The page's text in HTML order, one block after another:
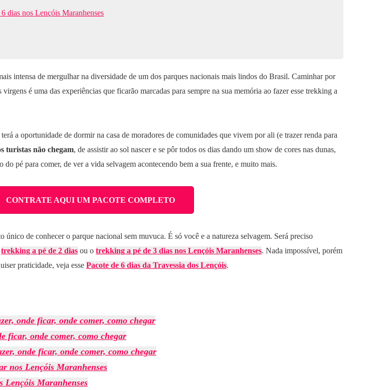
dias nos Lençóis Maranhenses
intensa de mergulhar na diversidade de um dos parques nacionais mais lindos do Brasil. Caminhar por
é uma das experiências que ficarão marcadas para sempre na sua memória ao fazer esse trekking a
a oportunidade de dormir na casa de moradores de comunidades que vivem por ali (e trazer renda para
turistas não chegam, de assistir ao sol nascer e se pôr todos os dias dando um show de cores nas dunas,
do pé para comer, de ver a vida selvagem acontecendo bem a sua frente, e muito mais.
CONTRATE AQUI UM PACOTE COMPLETO
único de conhecer o parque nacional sem muvuca. É só você e a natureza selvagem. Será preciso
trekking a pé de 2 dias ou o trekking a pé de 3 dias nos Lençóis Maranhenses. Nada impossível, porém
praticidade, veja esse Pacote de 6 dias da Travessia dos Lençóis.
onde ficar, onde comer, como chegar
ficar, onde comer, como chegar
onde ficar, onde comer, como chegar
nos Lençóis Maranhenses
Lençóis Maranhenses